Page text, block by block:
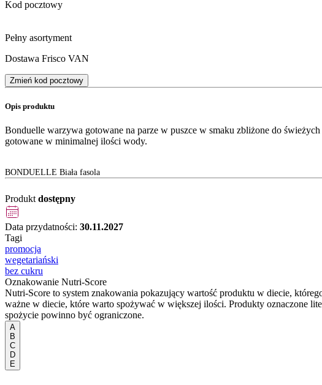
Kod pocztowy
Pełny asortyment
Dostawa Frisco VAN
Zmień kod pocztowy
Opis produktu
Bonduelle warzywa gotowane na parze w puszce w smaku zbliżone do
gotowane w minimalnej ilości wody.
BONDUELLE Biała fasola
Produkt dostępny
Data przydatności: 30.11.2027
Tagi
promocja
wegetariański
bez cukru
Oznakowanie Nutri-Score
Nutri-Score to system znakowania pokazujący wartość produktu w diecie,
ważne w diecie, które warto spożywać w większej ilości. Produkty oznaczone
spożycie powinno być ograniczone.
A
B
C
D
E